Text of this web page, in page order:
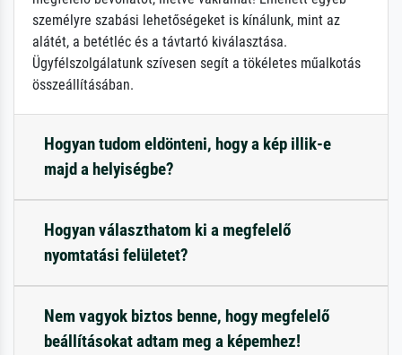
személyre szabási lehetőségeket is kínálunk, mint az
alátét, a betétléc és a távtartó kiválasztása.
Ügyfélszolgálatunk szívesen segít a tökéletes műalkotás
összeállításában.
Hogyan tudom eldönteni, hogy a kép illik-e
majd a helyiségbe?
Hogyan választhatom ki a megfelelő
nyomtatási felületet?
Nem vagyok biztos benne, hogy megfelelő
beállításokat adtam meg a képemhez!